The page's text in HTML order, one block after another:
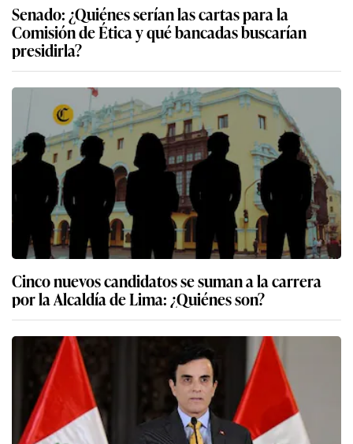
Senado: ¿Quiénes serían las cartas para la
Comisión de Ética y qué bancadas buscarían
presidirla?
Cinco nuevos candidatos se suman a la carrera
por la Alcaldía de Lima: ¿Quiénes son?